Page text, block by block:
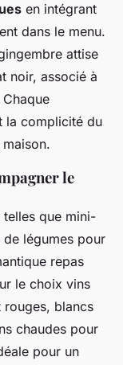
en intégrant
dans le menu.
attise
noir, associé à
la complicité du
le
que mini-
légumes pour
repas
le choix vins
rouges, blancs
chaudes pour
pour un